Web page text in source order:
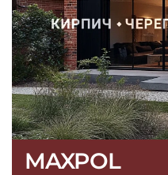
MAXPOL